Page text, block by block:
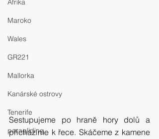
Afrika
Maroko
Wales
GR221
Mallorka
Kanárské ostrovy
Tenerife
paragliding
Sestupujeme po hraně hory dolů a
přicházíme k řece. Skáčeme z kamene